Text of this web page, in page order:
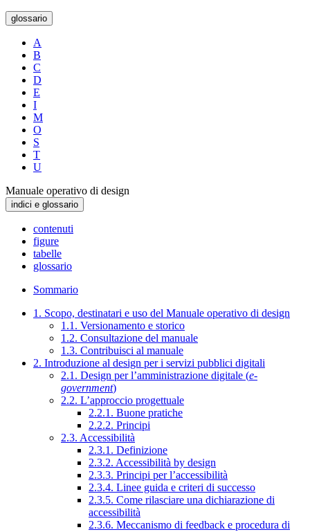
glossario
A
B
C
D
E
I
M
O
S
T
U
Manuale operativo di design
indici e glossario
contenuti
figure
tabelle
glossario
Sommario
1. Scopo, destinatari e uso del Manuale operativo di design
1.1. Versionamento e storico
1.2. Consultazione del manuale
1.3. Contribuisci al manuale
2. Introduzione al design per i servizi pubblici digitali
2.1. Design per l’amministrazione digitale (e-
government)
2.2. L’approccio progettuale
2.2.1. Buone pratiche
2.2.2. Principi
2.3. Accessibilità
2.3.1. Definizione
2.3.2. Accessibilità by design
2.3.3. Principi per l’accessibilità
2.3.4. Linee guida e criteri di successo
2.3.5. Come rilasciare una dichiarazione di
accessibilità
2.3.6. Meccanismo di feedback e procedura di